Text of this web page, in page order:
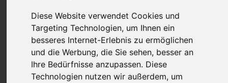
Diese Website verwendet Cookies und
Targeting Technologien, um Ihnen ein
besseres Internet-Erlebnis zu ermöglichen
und die Werbung, die Sie sehen, besser an
Ihre Bedürfnisse anzupassen. Diese
Technologien nutzen wir außerdem, um
11.12.2020
Dr. Ronald Steiner
Laura von Ostrowski